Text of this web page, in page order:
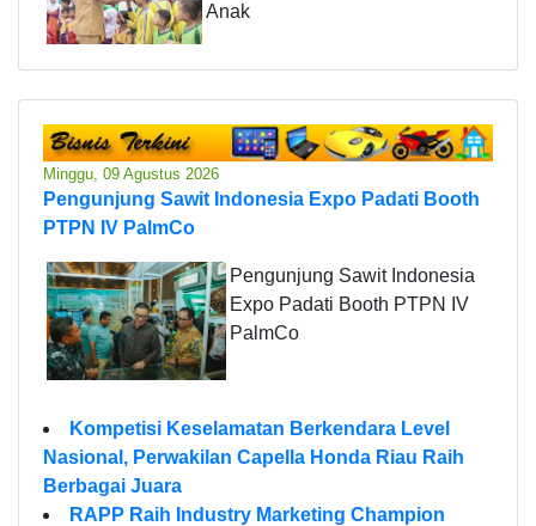
Anak
Minggu, 09 Agustus 2026
Pengunjung Sawit Indonesia Expo Padati Booth
PTPN IV PalmCo
Pengunjung Sawit Indonesia
Expo Padati Booth PTPN IV
PalmCo
Kompetisi Keselamatan Berkendara Level
Nasional, Perwakilan Capella Honda Riau Raih
Berbagai Juara
RAPP Raih Industry Marketing Champion